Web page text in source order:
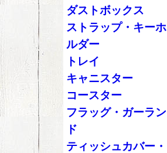
ダストボックス
ストラップ・キーホ
ルダー
トレイ
キャニスター
コースター
フラッグ・ガーラン
ド
ティッシュカバー・